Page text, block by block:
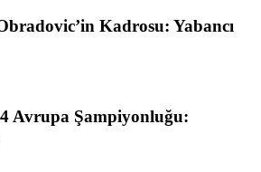
Kadrosu: Yabancı
Avrupa Şampiyonluğu: